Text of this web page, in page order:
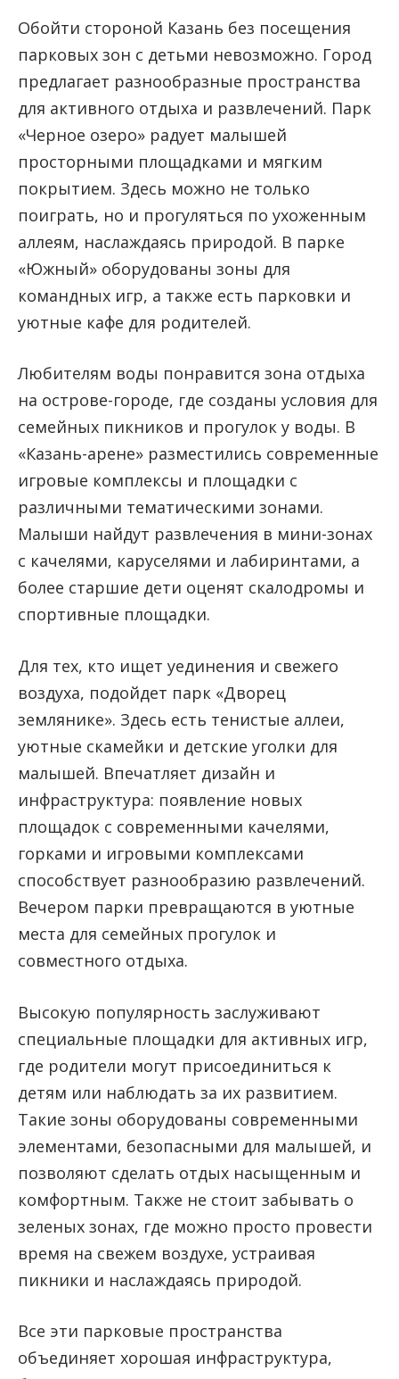
Обойти стороной Казань без посещения
парковых зон с детьми невозможно. Город
предлагает разнообразные пространства
для активного отдыха и развлечений. Парк
«Черное озеро» радует малышей
просторными площадками и мягким
покрытием. Здесь можно не только
поиграть, но и прогуляться по ухоженным
аллеям, наслаждаясь природой. В парке
«Южный» оборудованы зоны для
командных игр, а также есть парковки и
уютные кафе для родителей.
Любителям воды понравится зона отдыха
на острове-городе, где созданы условия для
семейных пикников и прогулок у воды. В
«Казань-арене» разместились современные
игровые комплексы и площадки с
различными тематическими зонами.
Малыши найдут развлечения в мини-зонах
с качелями, каруселями и лабиринтами, а
более старшие дети оценят скалодромы и
спортивные площадки.
Для тех, кто ищет уединения и свежего
воздуха, подойдет парк «Дворец
землянике». Здесь есть тенистые аллеи,
уютные скамейки и детские уголки для
малышей. Впечатляет дизайн и
инфраструктура: появление новых
площадок с современными качелями,
горками и игровыми комплексами
способствует разнообразию развлечений.
Вечером парки превращаются в уютные
места для семейных прогулок и
совместного отдыха.
Высокую популярность заслуживают
специальные площадки для активных игр,
где родители могут присоединиться к
детям или наблюдать за их развитием.
Такие зоны оборудованы современными
элементами, безопасными для малышей, и
позволяют сделать отдых насыщенным и
комфортным. Также не стоит забывать о
зеленых зонах, где можно просто провести
время на свежем воздухе, устраивая
пикники и наслаждаясь природой.
Все эти парковые пространства
объединяет хорошая инфраструктура,